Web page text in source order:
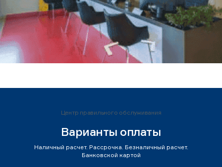
Центр правильного обслуживания
Варианты оплаты
Наличный расчет. Рассрочка. Безналичный расчет.
Банковской картой